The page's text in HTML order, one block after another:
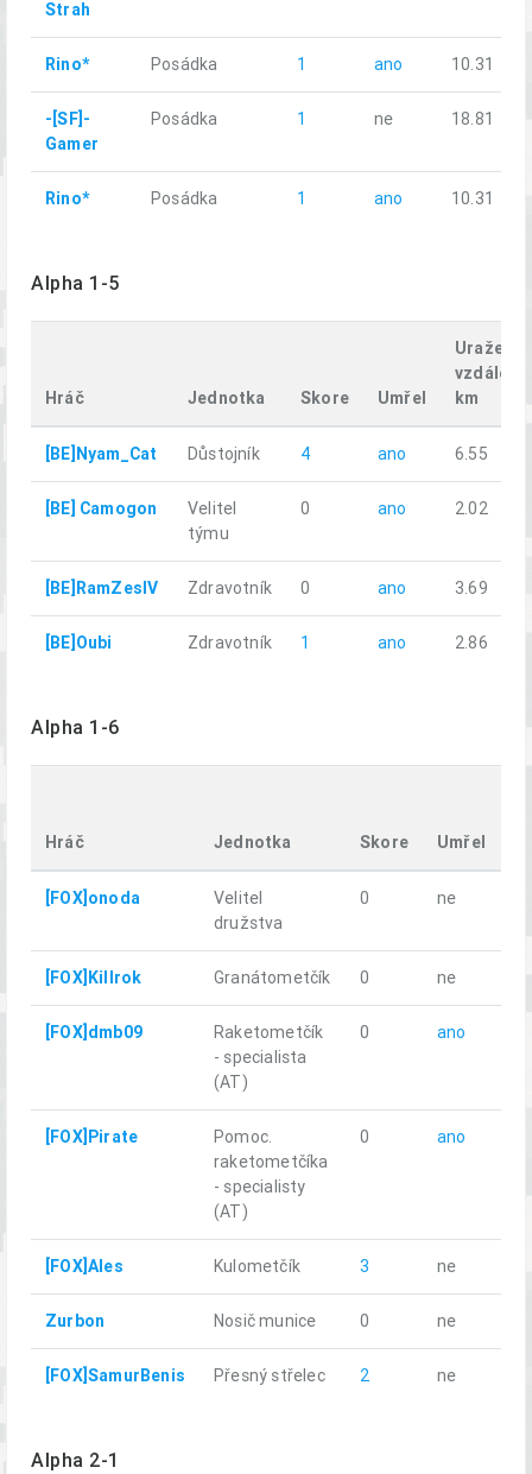
Strah
Rino* Posádka 1 ano 10.31
-[SF]-
Gamer
Posádka 1 ne 18.81
Rino* Posádka 1 ano 10.31
Alpha 1-5
Hráč Jednotka Skore Umřel
Uražená
km
[BE]Nyam_Cat Důstojník 4 ano 6.55
[BE] Camogon
Velitel
týmu
0 ano 2.02
[BE]RamZesIV Zdravotník 0 ano 3.69
[BE]Oubi Zdravotník 1 ano 2.86
Alpha 1-6
Hráč Jednotka Skore Umřel
[FOX]onoda
Velitel
družstva
0 ne
[FOX]Killrok Granátometčík 0 ne
[FOX]dmb09
Raketometčík
- specialista
(AT)
0 ano
[FOX]Pirate
Pomoc.
raketometčíka
- specialisty
(AT)
0 ano
[FOX]Ales Kulometčík 3 ne
Zurbon Nosič munice 0 ne
[FOX]SamurBenis Přesný střelec 2 ne
Alpha 2-1